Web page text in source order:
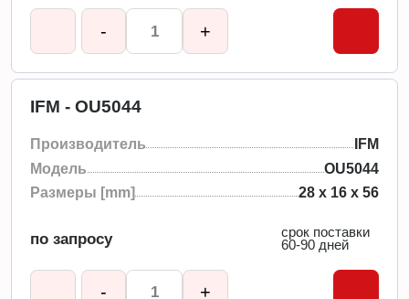
- +
IFM - OU5044
Производитель
IFM
Модель
OU5044
Размеры [mm]
28 x 16 x 56
по запросу
срок поставки
60-90 дней
- +